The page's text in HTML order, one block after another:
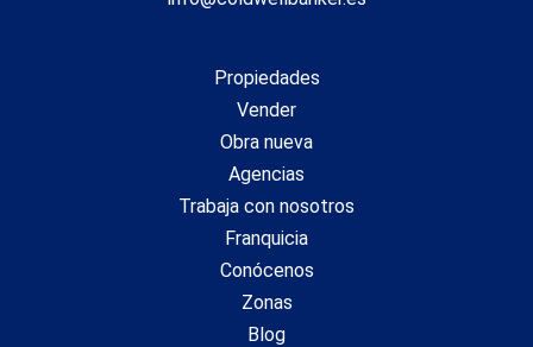
Propiedades
Vender
Obra nueva
Agencias
Trabaja con nosotros
Franquicia
Conócenos
Zonas
Blog